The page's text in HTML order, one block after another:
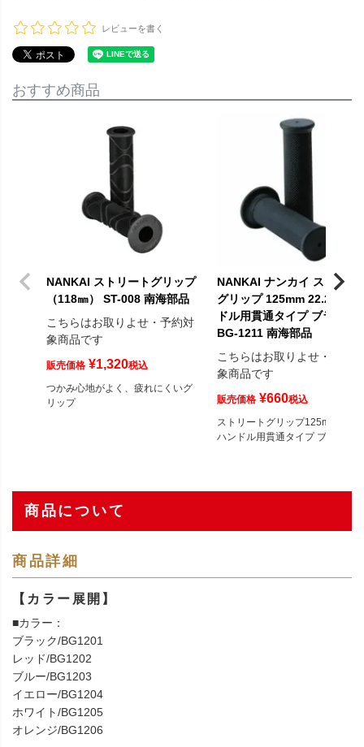
レビューを書く
おすすめ商品
NANKAI ストリートグリップ
（118㎜） ST-008 南海部品
こちらはお取りよせ・予約対
象商品です
販売価格 ¥1,320税込
つかみ心地がよく、疲れにくいグ
リップ
NANKAI ナンカイ ストリー
グリップ 125mm 22.2φハン
ドル用貫通タイプ ブラック
BG-1211 南海部品
こちらはお取りよせ・予約対
象商品です
販売価格 ¥660税込
ストリートグリップ125mm
ハンドル用貫通タイプ ブラック
商品について
商品詳細
【カラー展開】
■カラー：
ブラック/BG1201
レッド/BG1202
ブルー/BG1203
イエロー/BG1204
ホワイト/BG1205
オレンジ/BG1206